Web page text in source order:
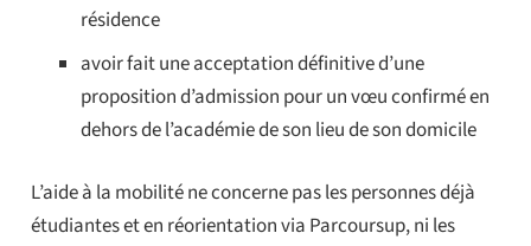
résidence
avoir fait une acceptation définitive d’une
proposition d’admission pour un vœu confirmé en
dehors de l’académie de son lieu de son domicile
L’aide à la mobilité ne concerne pas les personnes déjà
étudiantes et en réorientation via Parcoursup, ni les